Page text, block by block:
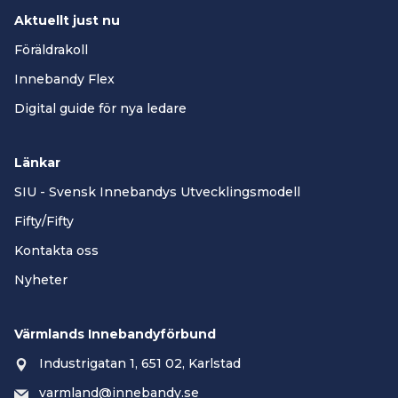
Michaela Pålsson
Erik Ekdahl
Erika Palmeby
Linda Noppa, förbundsjurist (handläggande
Det går även bra att mejla till
Nämnden.
Aktuellt just nu
Föräldrakoll
Innebandy Flex
Digital guide för nya ledare
Länkar
SIU - Svensk Innebandys Utvecklingsmodell
Fifty/Fifty
Kontakta oss
Nyheter
Värmlands Innebandyförbund
Industrigatan 1, 651 02, Karlstad
varmland@innebandy.se